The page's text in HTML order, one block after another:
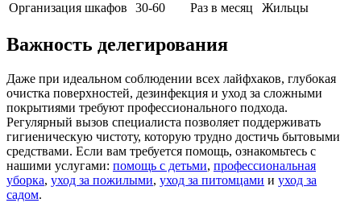
Организация шкафов
30-60 Раз в месяц Жильцы
Важность делегирования
Даже при идеальном соблюдении всех лайфхаков, глубокая
очистка поверхностей, дезинфекция и уход за сложными
покрытиями требуют профессионального подхода.
Регулярный вызов специалиста позволяет поддерживать
гигиеническую чистоту, которую трудно достичь бытовыми
средствами. Если вам требуется помощь, ознакомьтесь с
нашими услугами: помощь с детьми, профессиональная
уборка, уход за пожилыми, уход за питомцами и уход за
садом.